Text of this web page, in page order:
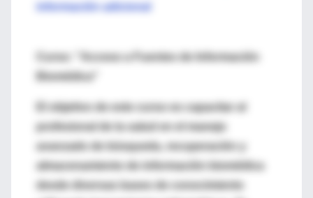
información adicional
Curso: "Acceso a Fuentes de Información
Biomédica"
El objetivo de este curso es capacitar al
profesional de la salud en el manejo
avanzado de búsqueda, recuperación y
almacenamiento de información biomédica
desde diversas bases de conocimiento